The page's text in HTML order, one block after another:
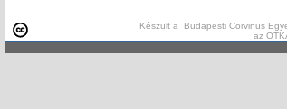
Készült a Budapesti Corvinus
az